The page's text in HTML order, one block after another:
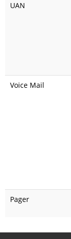
UAN
Voice Mail
Pager